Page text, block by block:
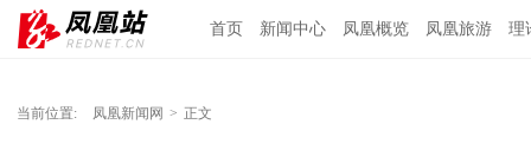
首页 新闻中心 凤凰概览 凤凰旅游 理
当前位置: 凤凰新闻网 > 正文